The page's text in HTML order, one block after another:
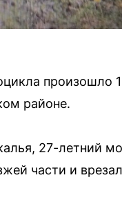
произошло
районе.
27-летний
части и